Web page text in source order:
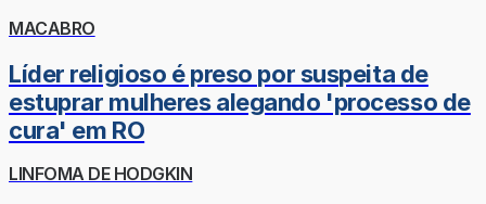
MACABRO
Líder religioso é preso por suspeita de
estuprar mulheres alegando 'processo de
cura' em RO
LINFOMA DE HODGKIN